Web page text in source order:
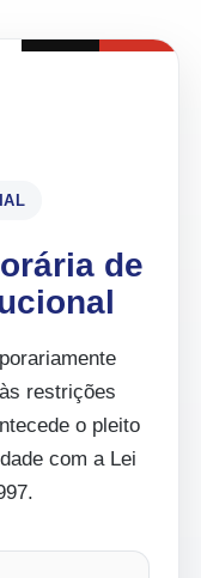
de
restrições
o pleito
com a Lei